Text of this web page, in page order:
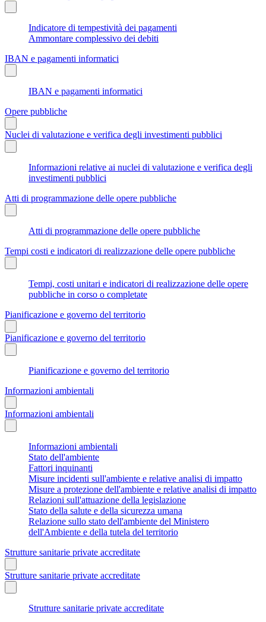
Indicatore di tempestività dei pagamenti
Ammontare complessivo dei debiti
IBAN e pagamenti informatici
IBAN e pagamenti informatici
Opere pubbliche
Nuclei di valutazione e verifica degli investimenti pubblici
Informazioni relative ai nuclei di valutazione e verifica degli
investimenti pubblici
Atti di programmazione delle opere pubbliche
Atti di programmazione delle opere pubbliche
Tempi costi e indicatori di realizzazione delle opere pubbliche
Tempi, costi unitari e indicatori di realizzazione delle opere
pubbliche in corso o completate
Pianificazione e governo del territorio
Pianificazione e governo del territorio
Pianificazione e governo del territorio
Informazioni ambientali
Informazioni ambientali
Informazioni ambientali
Stato dell'ambiente
Fattori inquinanti
Misure incidenti sull'ambiente e relative analisi di impatto
Misure a protezione dell'ambiente e relative analisi di impatto
Relazioni sull'attuazione della legislazione
Stato della salute e della sicurezza umana
Relazione sullo stato dell'ambiente del Ministero
dell'Ambiente e della tutela del territorio
Strutture sanitarie private accreditate
Strutture sanitarie private accreditate
Strutture sanitarie private accreditate